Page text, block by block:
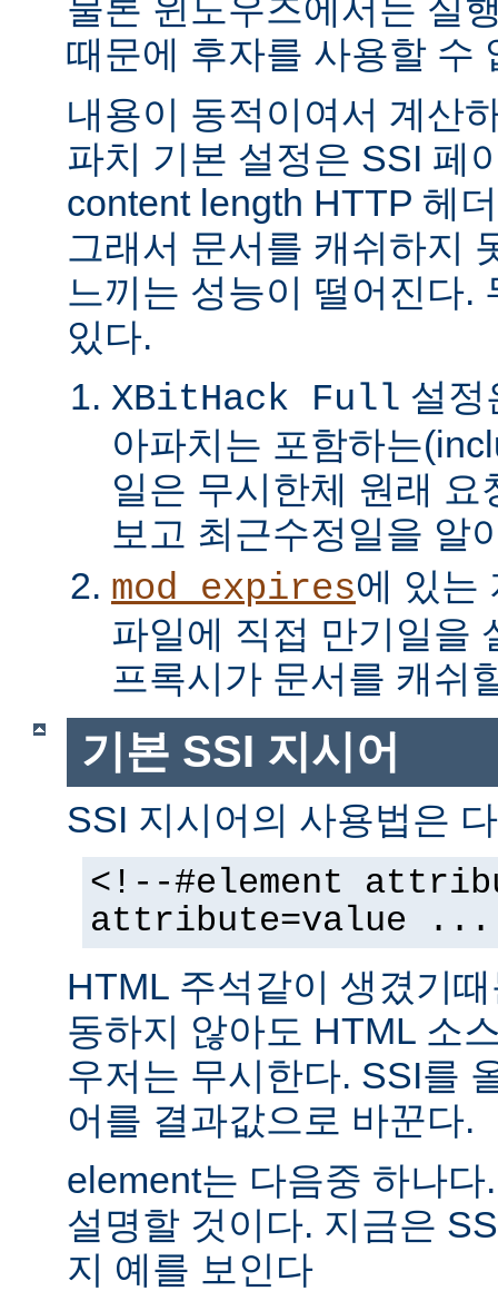
물론 윈도우즈에서는 실
때문에 후자를 사용할 수
내용이 동적이여서 계산
파치 기본 설정은 SSI 페
content length HTTP 헤
그래서 문서를 캐쉬하지
느끼는 성능이 떨어진다.
있다.
XBitHack Full 설정
아파치는 포함하는
일은 무시한체 원래
보고 최근수정일을 알
mod_expires에 있는
파일에 직접 만기일을
프록시가 문서를 캐쉬
기본 SSI 지시어
SSI 지시어의 사용법은
<!--#element
attribute=value
HTML 주석같이 생겼기
동하지 않아도 HTML 소
우저는 무시한다. SSI를
어를 결과값으로 바꾼다.
element는 다음중 하나
설명할 것이다. 지금은
지 예를 보인다